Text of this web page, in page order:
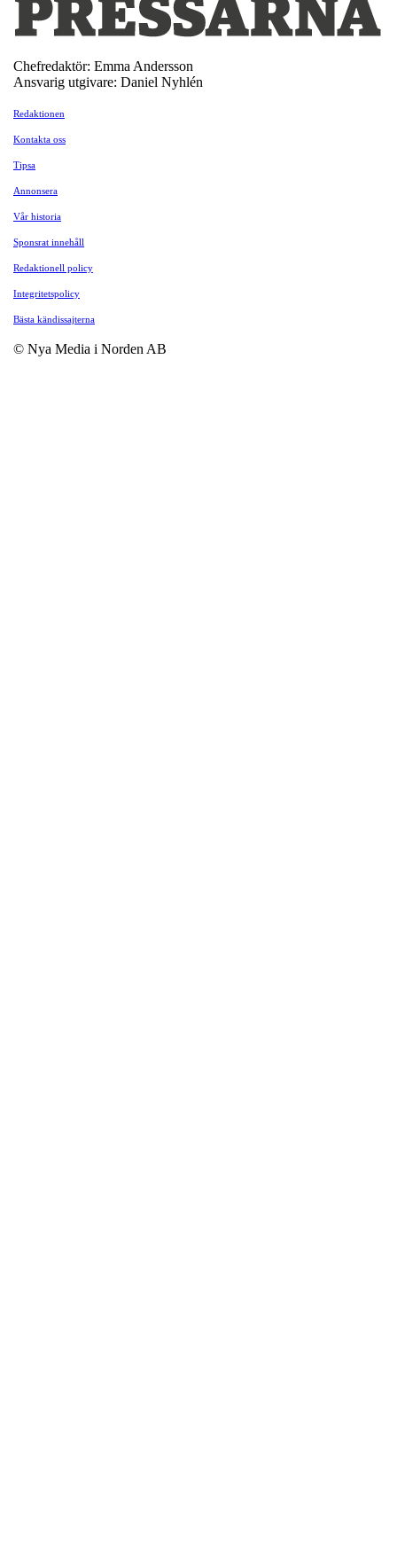
Chefredaktör: Emma Andersson
Ansvarig utgivare: Daniel Nyhlén
Redaktionen
Kontakta oss
Tipsa
Annonsera
Vår historia
Sponsrat innehåll
Redaktionell policy
Integritetspolicy
Bästa kändissajterna
© Nya Media i Norden AB